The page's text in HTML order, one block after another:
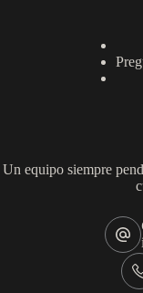
Un equipo siempre